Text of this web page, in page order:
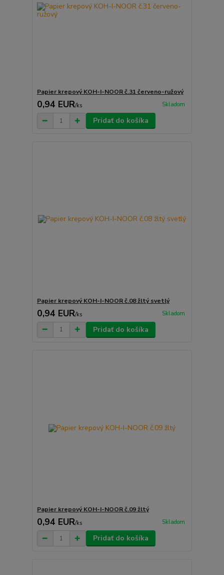
Papier krepový KOH-I-NOOR č.31 červeno-ružový
0,94 EUR/ks Skladom
Pridať do košíka
Papier krepový KOH-I-NOOR č.08 žltý svetlý
0,94 EUR/ks Skladom
Pridať do košíka
Papier krepový KOH-I-NOOR č.09 žltý
0,94 EUR/ks Skladom
Pridať do košíka